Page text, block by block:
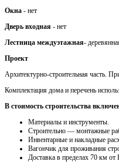
Окна - нет
Дверь входная - нет
Лестница междуэтажная-
Проект
Архитектурно-строительная часть.
Комплектация дома и перечень
В стоимость строительства
Материалы и инструменты.
Cтроительно — монтажные
Инвентарные и накладные
Вагончик для проживания
Доставка в пределах 70 км